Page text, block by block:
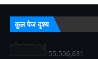
कुल पेज दृश्य
55,506,631